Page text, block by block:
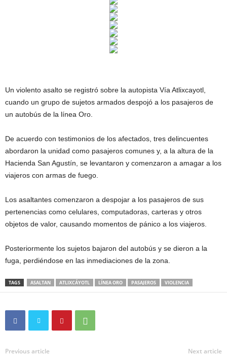
Un violento asalto se registró sobre la autopista Vía Atlixcayotl,
cuando un grupo de sujetos armados despojó a los pasajeros de
un autobús de la línea Oro.
De acuerdo con testimonios de los afectados, tres delincuentes
abordaron la unidad como pasajeros comunes y, a la altura de la
Hacienda San Agustín, se levantaron y comenzaron a amagar a los
viajeros con armas de fuego.
Los asaltantes comenzaron a despojar a los pasajeros de sus
pertenencias como celulares, computadoras, carteras y otros
objetos de valor, causando momentos de pánico a los viajeros.
Posteriormente los sujetos bajaron del autobús y se dieron a la
fuga, perdiéndose en las inmediaciones de la zona.
TAGS ASALTAN ATLIXCÁYOTL LÍNEA ORO PASAJEROS VIOLENCIA
Previous article Next article